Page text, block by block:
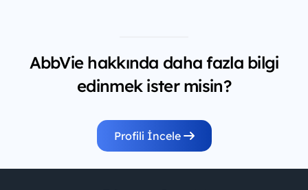
AbbVie hakkında daha fazla bilgi
edinmek ister misin?
Profili İncele